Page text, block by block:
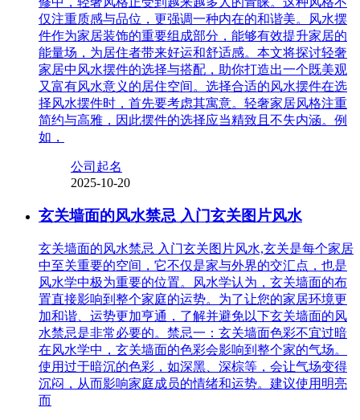
仅注重质感与品位，更强调一种内在的和谐美。风水摆
件作为家居装饰的重要组成部分，能够有效提升家居的
能量场，为居住者带来好运和舒适感。本文将探讨轻奢
家居中风水摆件的选择与搭配，助你打造出一个既美观
又富有风水意义的居住空间。选择合适的风水摆件在选
择风水摆件时，首先要考虑其寓意。轻奢家居风格注重
简约与高雅，因此摆件的选择应当精致且不失内涵。例
如，
公司起名
2025-10-20
玄关墙面的风水禁忌 入门玄关图片风水
玄关墙面的风水禁忌 入门玄关图片风水,玄关是每个家居
中至关重要的空间，它不仅是家与外界的交汇点，也是
风水学中极为重要的位置。风水学认为，玄关墙面的布
置直接影响到整个家庭的运势。为了让您的家居环境更
加和谐、运势更加亨通，了解并避免以下玄关墙面的风
水禁忌是非常必要的。禁忌一：玄关墙面色彩不宜过暗
在风水学中，玄关墙面的色彩会影响到整个家的气场。
使用过于暗沉的色彩，如深黑、深棕等，会让气场变得
沉闷，从而影响家庭成员的情绪和运势。建议使用明亮
而